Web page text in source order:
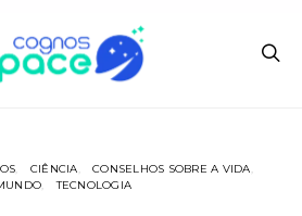
CIÊNCIA
CONSELHOS SOBRE A VIDA
TECNOLOGIA